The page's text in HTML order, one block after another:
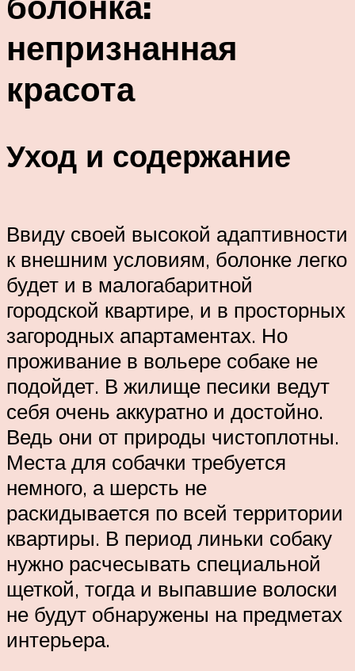
непризнанная
красота
Уход и содержание
Ввиду своей высокой адаптивности
к внешним условиям, болонке легко
будет и в малогабаритной
городской квартире, и в просторных
загородных апартаментах. Но
проживание в вольере собаке не
подойдет. В жилище песики ведут
себя очень аккуратно и достойно.
Ведь они от природы чистоплотны.
Места для собачки требуется
немного, а шерсть не
раскидывается по всей территории
квартиры. В период линьки собаку
нужно расчесывать специальной
щеткой, тогда и выпавшие волоски
не будут обнаружены на предметах
интерьера.